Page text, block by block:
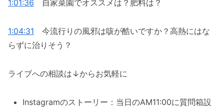
1:01:36 自家菜園でオススメは？肥料は？
1:04:31 今流行りの風邪は咳が酷いですか？高熱にはな
らずに治りそう？
ライブへの相談は↓からお気軽に
Instagramのストーリー：当日のAM11:00に質問箱設